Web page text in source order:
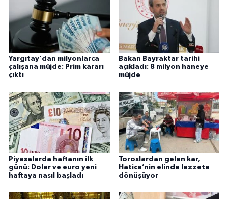
Yargıtay'dan milyonlarca
çalışana müjde: Prim kararı
çıktı
Bakan Bayraktar tarihi
açıkladı: 8 milyon haneye
müjde
Piyasalarda haftanın ilk
günü: Dolar ve euro yeni
haftaya nasıl başladı
Toroslardan gelen kar,
Hatice’nin elinde lezzete
dönüşüyor